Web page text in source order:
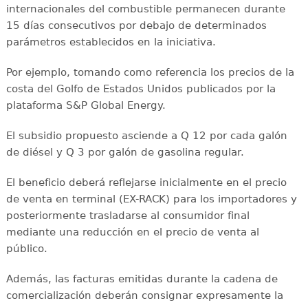
internacionales del combustible permanecen durante
15 días consecutivos por debajo de determinados
parámetros establecidos en la iniciativa.
Por ejemplo, tomando como referencia los precios de la
costa del Golfo de Estados Unidos publicados por la
plataforma S&P Global Energy.
El subsidio propuesto asciende a Q 12 por cada galón
de diésel y Q 3 por galón de gasolina regular.
El beneficio deberá reflejarse inicialmente en el precio
de venta en terminal (EX-RACK) para los importadores y
posteriormente trasladarse al consumidor final
mediante una reducción en el precio de venta al
público.
Además, las facturas emitidas durante la cadena de
comercialización deberán consignar expresamente la